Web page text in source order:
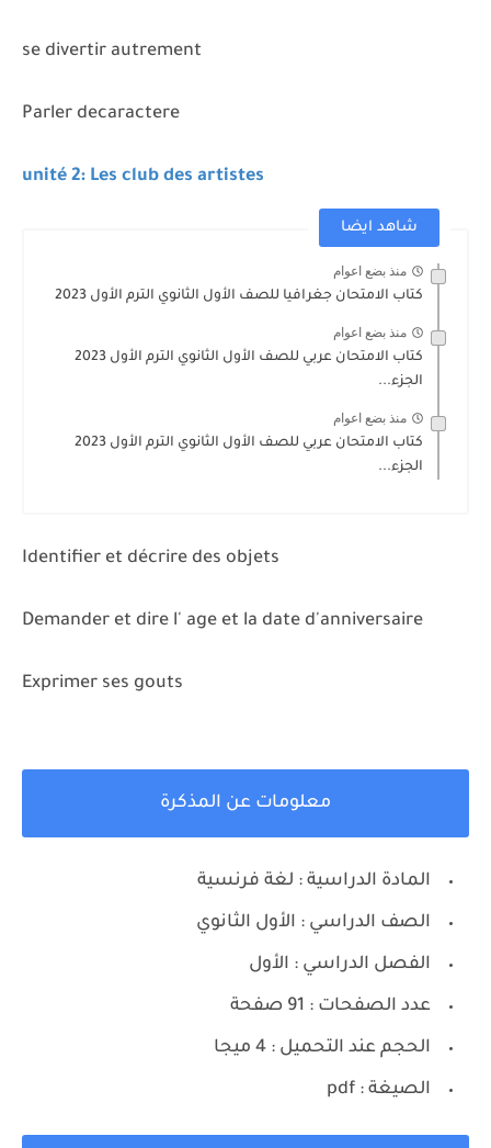
se divertir autrement
Parler decaractere
unité 2: Les club des artistes
شاهد ايضا
منذ بضع اعوام
كتاب الامتحان جغرافيا للصف الأول الثانوي الترم الأول 2023
منذ بضع اعوام
كتاب الامتحان عربي للصف الأول الثانوي الترم الأول 2023
الجزء...
منذ بضع اعوام
كتاب الامتحان عربي للصف الأول الثانوي الترم الأول 2023
الجزء...
Identifier et décrire des objets
Demander et dire l' age et la date d'anniversaire
Exprimer ses gouts
معلومات عن المذكرة
المادة الدراسية : لغة فرنسية
الصف الدراسي : الأول الثانوي
الفصل الدراسي : الأول
عدد الصفحات : 91 صفحة
الحجم عند التحميل : 4 ميجا
الصيغة : pdf